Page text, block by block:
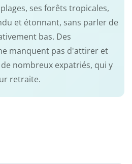
ses forêts tropicales,
et étonnant, sans parler de
bas. Des
manquent pas d'attirer et
nombreux expatriés, qui y
retraite.